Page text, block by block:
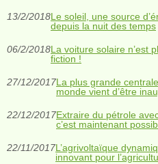
13/2/2018Le soleil, une source
depuis la nuit des temps
06/2/2018La voiture solaire n’est
fiction !
27/12/2017La plus grande
monde vient d’être
22/12/2017Extraire du pétrole
c’est maintenant
22/11/2017L’agrivoltaïque
innovant pour